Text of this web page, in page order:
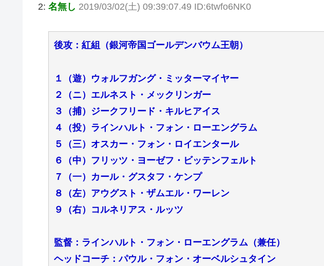
2: 名無し 2019/03/02(土) 09:39:07.49 ID:6twfo6NK0
後攻：紅組（銀河帝国ゴールデンバウム王朝）
１（遊）ウォルフガング・ミッターマイヤー
２（ニ）エルネスト・メックリンガー
３（捕）ジークフリード・キルヒアイス
４（投）ラインハルト・フォン・ローエングラム
５（三）オスカー・フォン・ロイエンタール
６（中）フリッツ・ヨーゼフ・ビッテンフェルト
７（一）カール・グスタフ・ケンプ
８（左）アウグスト・ザムエル・ワーレン
９（右）コルネリアス・ルッツ
監督：ラインハルト・フォン・ローエングラム（兼任）
ヘッドコーチ：パウル・フォン・オーベルシュタイン